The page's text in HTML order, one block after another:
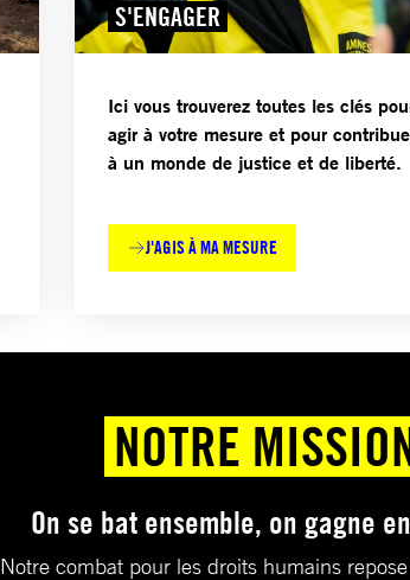
S'ENGAGER
Ici vous trouverez toutes les clés
agir à votre mesure et pour
à un monde de justice et de liberté.
J'AGIS À MA MESURE
NOTRE
On se bat ensemble, on gagne
Notre combat pour les droits humains